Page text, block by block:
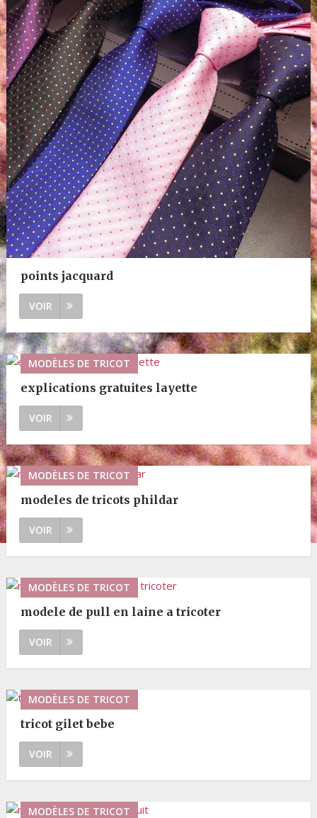
points jacquard
VOIR
MODÈLES DE TRICOT
explications gratuites layette
VOIR
MODÈLES DE TRICOT
modeles de tricots phildar
VOIR
MODÈLES DE TRICOT
modele de pull en laine a tricoter
VOIR
MODÈLES DE TRICOT
tricot gilet bebe
VOIR
MODÈLES DE TRICOT